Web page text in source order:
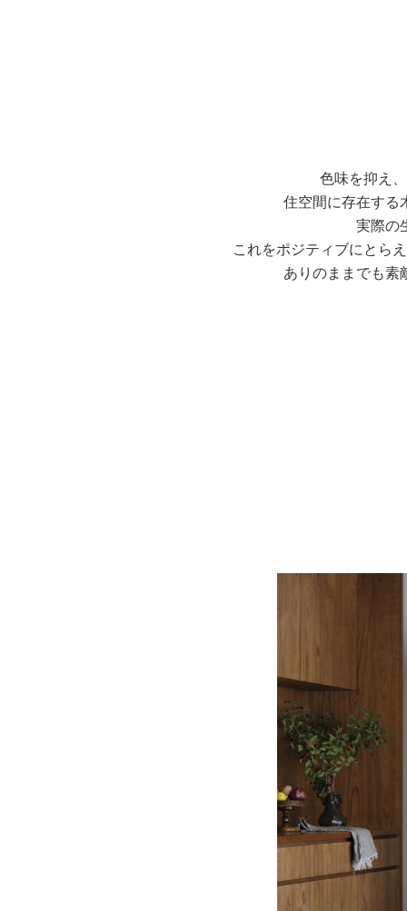
色味を抑え
住空間に存在する
実際の
これをポジティブにとら
ありのままでも素